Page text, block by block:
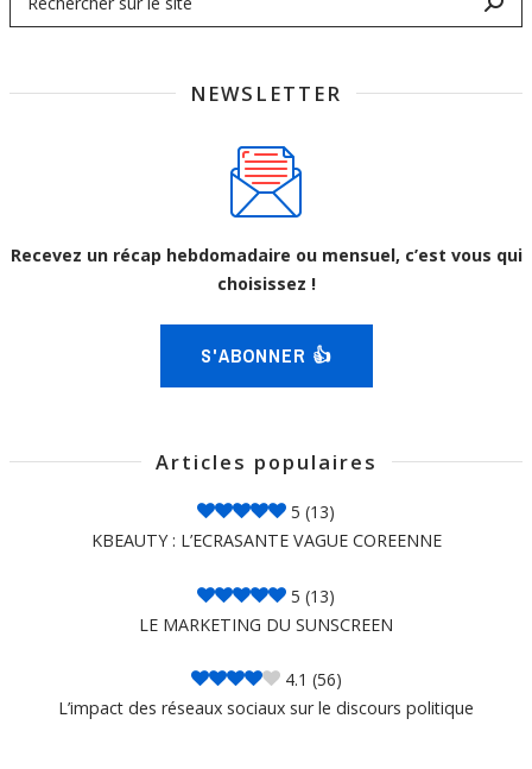
NEWSLETTER
Recevez un récap hebdomadaire ou mensuel, c’est vous qui
choisissez !
S'ABONNER 👍
Articles populaires
5 (13)
KBEAUTY : L’ECRASANTE VAGUE COREENNE
5 (13)
LE MARKETING DU SUNSCREEN
4.1 (56)
L’impact des réseaux sociaux sur le discours politique